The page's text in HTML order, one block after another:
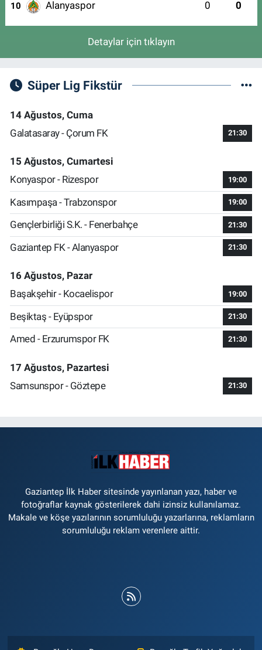
10 Alanyaspor 0 0
Detaylar için tıklayın
Süper Lig Fikstür
14 Ağustos, Cuma
Galatasaray - Çorum FK
21:30
15 Ağustos, Cumartesi
Konyaspor - Rizespor
19:00
Kasımpaşa - Trabzonspor 19:00
Gençlerbirliği S.K. - Fenerbahçe 21:30
Gaziantep FK - Alanyaspor 21:30
16 Ağustos, Pazar
Başakşehir - Kocaelispor
19:00
Beşiktaş - Eyüpspor 21:30
Amed - Erzurumspor FK 21:30
17 Ağustos, Pazartesi
Samsunspor - Göztepe
21:30
Gaziantep İlk Haber sitesinde yayınlanan yazı, haber ve
fotoğraflar kaynak gösterilerek dahi izinsiz kullanılamaz.
Makale ve köşe yazılarının sorumluluğu yazarlarına, reklamların
sorumluluğu reklam verenlere aittir.